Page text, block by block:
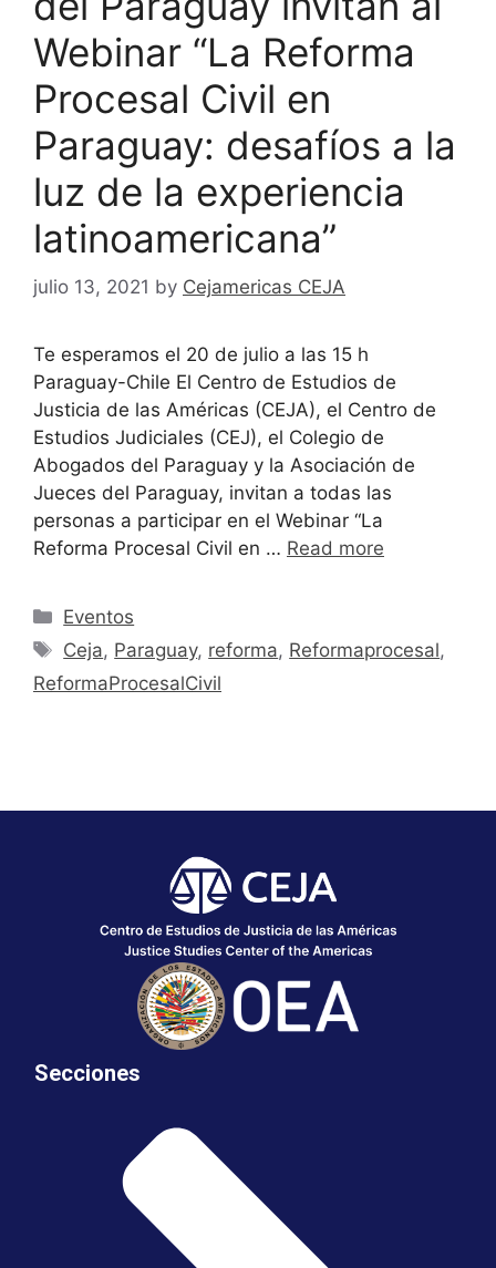
Webinar “La Reforma
Procesal Civil en
Paraguay: desafíos a la
luz de la experiencia
latinoamericana”
julio 13, 2021 by Cejamericas CEJA
Te esperamos el 20 de julio a las 15 h
Paraguay-Chile El Centro de Estudios de
Justicia de las Américas (CEJA), el Centro de
Estudios Judiciales (CEJ), el Colegio de
Abogados del Paraguay y la Asociación de
Jueces del Paraguay, invitan a todas las
personas a participar en el Webinar “La
Reforma Procesal Civil en … Read more
Eventos
Ceja, Paraguay, reforma, Reformaprocesal,
ReformaProcesalCivil
Secciones